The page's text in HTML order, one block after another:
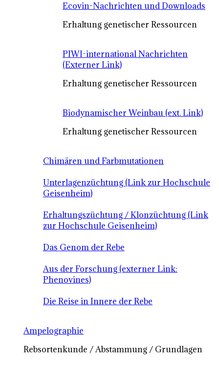
Ecovin-Nachrichten und Downloads
Erhaltung genetischer Ressourcen
PIWI-international Nachrichten
(Externer Link)
Erhaltung genetischer Ressourcen
Biodynamischer Weinbau (ext. Link)
Erhaltung genetischer Ressourcen
Chimären und Farbmutationen
Unterlagenzüchtung (Link zur Hochschule
Geisenheim)
Erhaltungszüchtung / Klonzüchtung (Link
zur Hochschule Geisenheim)
Das Genom der Rebe
Aus der Forschung (externer Link:
Phenovines)
Die Reise in Innere der Rebe
Ampelographie
Rebsortenkunde / Abstammung / Grundlagen